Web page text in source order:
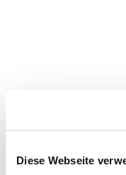
Diese Webseite